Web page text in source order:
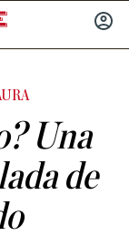
Una
de